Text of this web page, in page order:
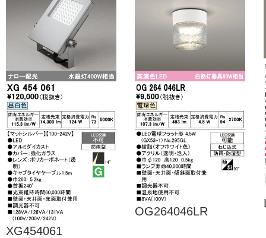
XG454061
OG264046LR